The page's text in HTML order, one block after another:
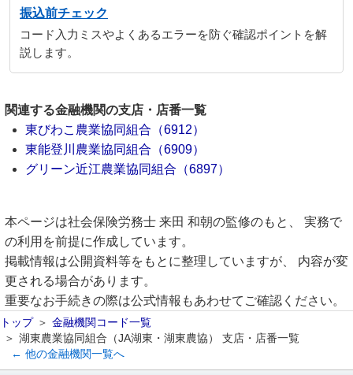
振込前チェック
コード入力ミスやよくあるエラーを防ぐ確認ポイントを解
説します。
関連する金融機関の支店・店番一覧
東びわこ農業協同組合（6912）
東能登川農業協同組合（6909）
グリーン近江農業協同組合（6897）
本ページは社会保険労務士 来田 和朝の監修のもと、 実務で
の利用を前提に作成しています。
掲載情報は公開資料等をもとに整理していますが、 内容が変
更される場合があります。
重要なお手続きの際は公式情報もあわせてご確認ください。
トップ
金融機関コード一覧
湖東農業協同組合（JA湖東・湖東農協） 支店・店番一覧
← 他の金融機関一覧へ